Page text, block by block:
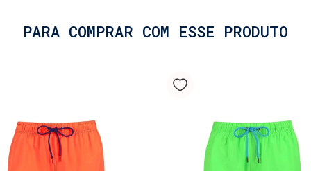
PARA COMPRAR COM ESSE PRODUTO